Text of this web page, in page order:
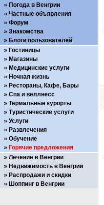
Погода в Венгрии
Частные объявления
Форум
Знакомства
Блоги пользователей
Гостиницы
Магазины
Медицинские услуги
Ночная жизнь
Рестораны, Кафе, Бары
Спа и веллнесс
Термальные курорты
Туристические услуги
Услуги
Развлечения
Обучение
Горячие предложения
Лечение в Венгрии
Недвижимость в Венгрии
Распродажи и скидки
Шоппинг в Венгрии